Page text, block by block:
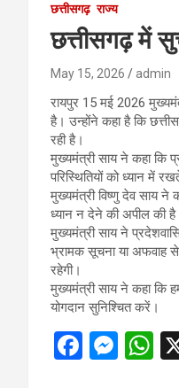
छत्तीसगढ़ राज्य
छत्तीसगढ़ में
May 15, 2026 admin
रायपुर 15 मई 2026
है। उन्होंने कहा है कि
रही है।
मुख्यमंत्री साय ने कहा कि
परिस्थितियों को ध्यान में
मुख्यमंत्री विष्णु देव साय ने
ध्यान न देने की अपील की
मुख्यमंत्री साय ने
भ्रामक सूचना या अफवाह
रहेगी।
मुख्यमंत्री साय ने कहा कि
योगदान सुनिश्चित करें।
F
M W